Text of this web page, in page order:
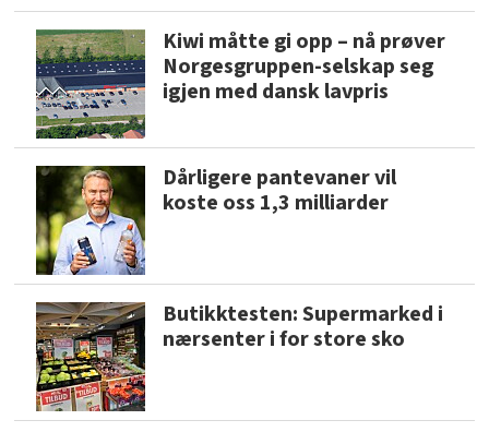
Kiwi måtte gi opp – nå prøver
Norgesgruppen-selskap seg
igjen med dansk lavpris
Dårligere pantevaner vil
koste oss 1,3 milliarder
Butikktesten: Supermarked i
nærsenter i for store sko